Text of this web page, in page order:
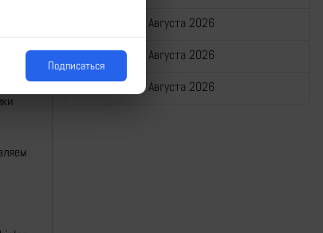
Сводка за 05 Августа 2026
Сводка за 04 Августа 2026
Сводка за 03 Августа 2026
Подписаться